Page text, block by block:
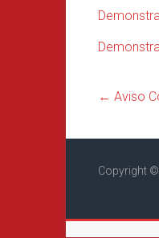
← Aviso
Copyright